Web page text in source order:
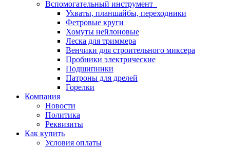
Вспомогательный инструмент
Ухваты, планшайбы, переходники
Фетровые круги
Хомуты нейлоновые
Леска для триммера
Венчики для строительного миксера
Пробники электрические
Подшипники
Патроны для дрелей
Горелки
Компания
Новости
Политика
Реквизиты
Как купить
Условия оплаты